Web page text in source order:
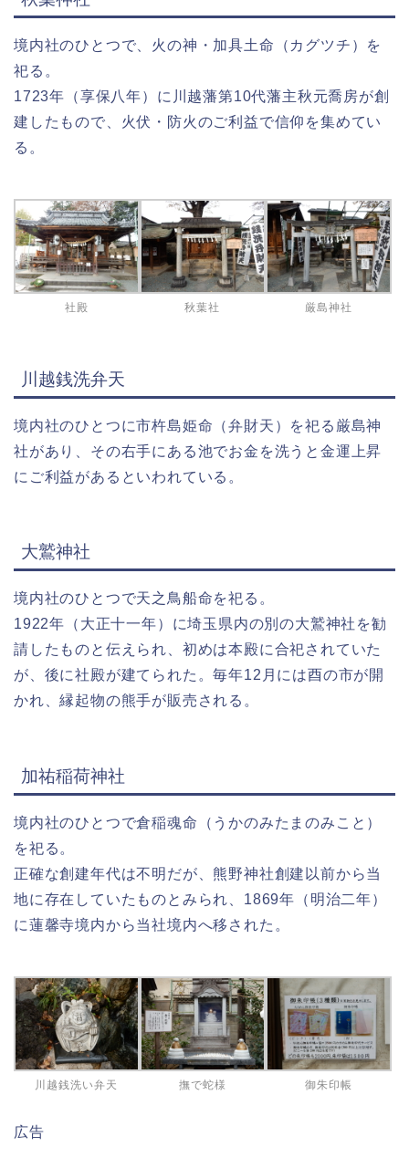
境内社のひとつで、火の神・加具土命（カグツチ）を
祀る。
1723年（享保八年）に川越藩第10代藩主秋元喬房が創
建したもので、火伏・防火のご利益で信仰を集めてい
る。
社殿 秋葉社 厳島神社
川越銭洗弁天
境内社のひとつに市杵島姫命（弁財天）を祀る厳島神
社があり、その右手にある池でお金を洗うと金運上昇
にご利益があるといわれている。
大鷲神社
境内社のひとつで天之鳥船命を祀る。
1922年（大正十一年）に埼玉県内の別の大鷲神社を勧
請したものと伝えられ、初めは本殿に合祀されていた
が、後に社殿が建てられた。毎年12月には酉の市が開
かれ、縁起物の熊手が販売される。
加祐稲荷神社
境内社のひとつで倉稲魂命（うかのみたまのみこと）
を祀る。
正確な創建年代は不明だが、熊野神社創建以前から当
地に存在していたものとみられ、1869年（明治二年）
に蓮馨寺境内から当社境内へ移された。
川越銭洗い弁天 撫で蛇様 御朱印帳
広告